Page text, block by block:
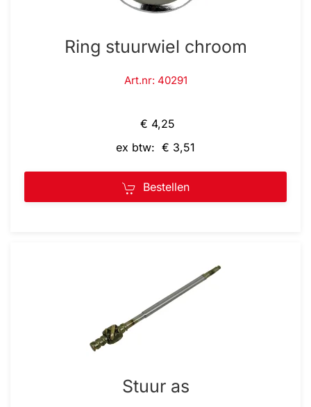
Ring stuurwiel chroom
Art.nr: 40291
€ 4,25
ex btw: € 3,51
Bestellen
Stuur as